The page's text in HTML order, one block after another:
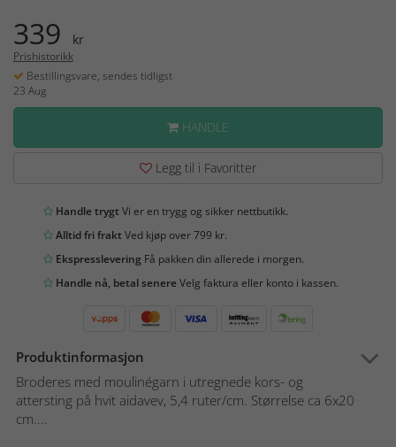
339 kr
Prishistorikk
Bestillingsvare, sendes tidligst
23 Aug
HANDLE
Legg til i Favoritter
Handle trygtVi er en trygg og sikker nettbutikk.
Alltid fri fraktVed kjøp over 799 kr.
Ekspresslevering Få pakken din allerede i morgen.
Handle nå, betal senereVelg faktura eller konto i kassen.
Produktinformasjon
Broderes med moulinégarn i utregnede kors- og
attersting på hvit aidavev, 5,4 ruter/cm. Størrelse ca 6x20
cm....